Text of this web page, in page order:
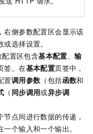
右侧参数配置区会显示该
选择设置。
置区包含基本配置 、输
签。在基本配置页签中，
置调用参数 （包括函数和
（ 同步调用或异步调
点间进行数据的传递，
个输入和一个输出。